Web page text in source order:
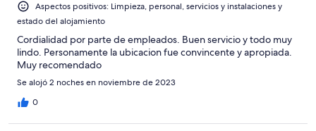
Aspectos positivos: Limpieza, personal, servicios y instalaciones y
estado del alojamiento
Cordialidad por parte de empleados. Buen servicio y todo muy
lindo. Personamente la ubicacion fue convincente y apropiada.
Muy recomendado
Se alojó 2 noches en noviembre de 2023
0